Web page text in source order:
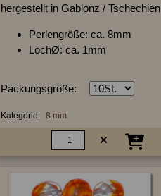
hergestellt in Gablonz / Tschechien
Perlengröße: ca. 8mm
LochØ: ca. 1mm
Packungsgröße:
Kategorie: 8 mm